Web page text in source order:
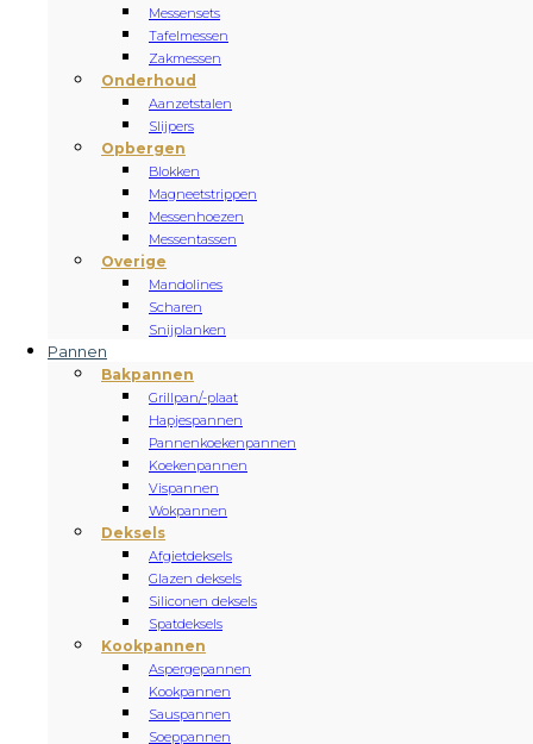
Messensets
Tafelmessen
Zakmessen
Onderhoud
Aanzetstalen
Slijpers
Opbergen
Blokken
Magneetstrippen
Messenhoezen
Messentassen
Overige
Mandolines
Scharen
Snijplanken
Pannen
Bakpannen
Grillpan/-plaat
Hapjespannen
Pannenkoekenpannen
Koekenpannen
Vispannen
Wokpannen
Deksels
Afgietdeksels
Glazen deksels
Siliconen deksels
Spatdeksels
Kookpannen
Aspergepannen
Kookpannen
Sauspannen
Soeppannen